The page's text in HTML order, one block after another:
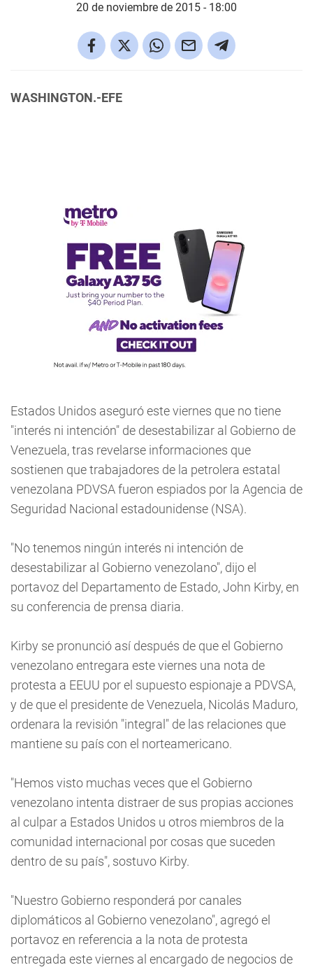
20 de noviembre de 2015 - 18:00
WASHINGTON.-EFE
Estados Unidos aseguró este viernes que no tiene
"interés ni intención" de desestabilizar al Gobierno de
Venezuela, tras revelarse informaciones que
sostienen que trabajadores de la petrolera estatal
venezolana PDVSA fueron espiados por la Agencia de
Seguridad Nacional estadounidense (NSA).
"No tenemos ningún interés ni intención de
desestabilizar al Gobierno venezolano", dijo el
portavoz del Departamento de Estado, John Kirby, en
su conferencia de prensa diaria.
Kirby se pronunció así después de que el Gobierno
venezolano entregara este viernes una nota de
protesta a EEUU por el supuesto espionaje a PDVSA,
y de que el presidente de Venezuela, Nicolás Maduro,
ordenara la revisión "integral" de las relaciones que
mantiene su país con el norteamericano.
"Hemos visto muchas veces que el Gobierno
venezolano intenta distraer de sus propias acciones
al culpar a Estados Unidos u otros miembros de la
comunidad internacional por cosas que suceden
dentro de su país", sostuvo Kirby.
"Nuestro Gobierno responderá por canales
diplomáticos al Gobierno venezolano", agregó el
portavoz en referencia a la nota de protesta
entregada este viernes al encargado de negocios de